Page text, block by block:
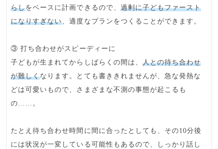
らしをベースに計画できるので、 過剰に子どもファースト
になりすぎない、適度なプランをつくることができます。
③ 打ち合わせがスピーディーに
子どもが生まれてからしばらくの間は、 人との待ち合わせ
が難しくなります。とても書ききれませんが、急な発熱な
どは可愛いもので、さまざまな不測の事態が起こるも
の……。
たとえ待ち合わせ時間に間に合ったとしても、その10分後
には状況が一変している可能性もあるので、しっかり話し